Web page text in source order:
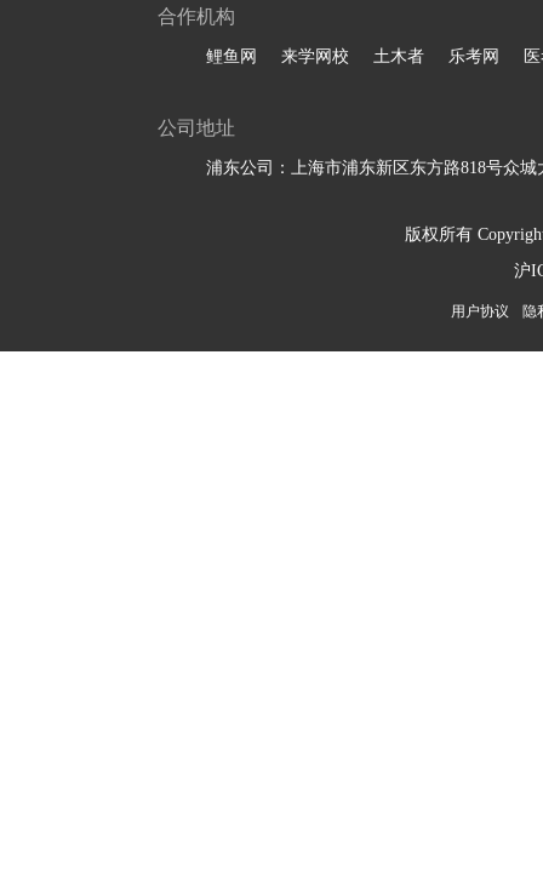
合作机构
鲤鱼网 来学网校 土木者 乐考网
公司地址
浦东公司：上海市浦东新区东方路818号众城
版权所有
沪
用户协议 隐